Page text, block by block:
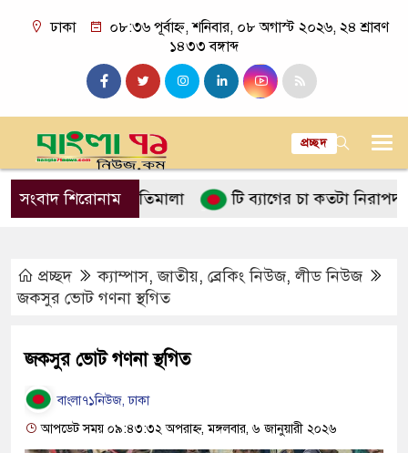
ঢাকা
০৮:৩৬ পূর্বাহ্ন, শনিবার, ০৮ অগাস্ট ২০২৬, ২৪ শ্রাবণ
১৪৩৩ বঙ্গাব্দ
প্রচ্ছদ
সংবাদ শিরোনাম
নীতিমালা টি ব্যাগের চা কতটা নিরাপদ
প্রচ্ছদ ক্যাম্পাস,জাতীয়, ব্রেকিং নিউজ,লীড নিউজ
জকসুর ভোট গণনা স্থগিত
জকসুর ভোট গণনা স্থগিত
বাংলা৭১নিউজ, ঢাকা
আপডেট সময় ০৯:৪৩:৩২ অপরাহ্ন, মঙ্গলবার, ৬ জানুয়ারী ২০২৬